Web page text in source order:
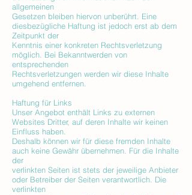
allgemeinen
Gesetzen bleiben hiervon unberührt. Eine
diesbezügliche Haftung ist jedoch erst ab dem
Zeitpunkt der
Kenntnis einer konkreten Rechtsverletzung
möglich. Bei Bekanntwerden von
entsprechenden
Rechtsverletzungen werden wir diese Inhalte
umgehend entfernen.
Haftung für Links
Unser Angebot enthält Links zu externen
Websites Dritter, auf deren Inhalte wir keinen
Einfluss haben.
Deshalb können wir für diese fremden Inhalte
auch keine Gewähr übernehmen. Für die Inhalte
der
verlinkten Seiten ist stets der jeweilige Anbieter
oder Betreiber der Seiten verantwortlich. Die
verlinkten